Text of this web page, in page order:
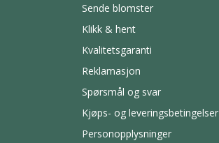
Sende blomster
Klikk & hent
Kvalitetsgaranti
Reklamasjon
Spørsmål og svar
Kjøps- og leveringsbetingelser
Personopplysninger